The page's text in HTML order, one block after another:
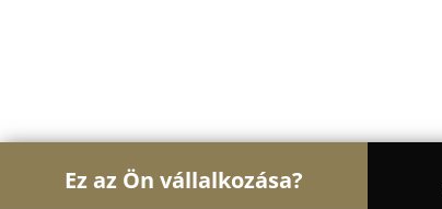
Ez az Ön vállalkozása?